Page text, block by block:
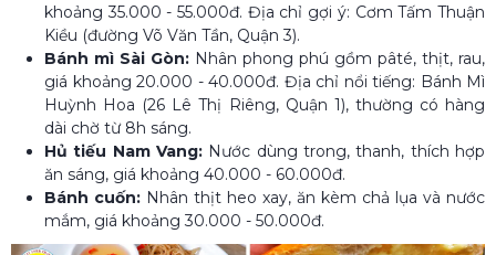
khoảng 35.000 - 55.000đ. Địa chỉ gợi ý: Cơm Tấm Thuận
Kiều (đường Võ Văn Tần, Quận 3).
Bánh mì Sài Gòn: Nhân phong phú gồm pâté, thịt, rau,
giá khoảng 20.000 - 40.000đ. Địa chỉ nổi tiếng: Bánh Mì
Huỳnh Hoa (26 Lê Thị Riêng, Quận 1), thường có hàng
dài chờ từ 8h sáng.
Hủ tiếu Nam Vang: Nước dùng trong, thanh, thích hợp
ăn sáng, giá khoảng 40.000 - 60.000đ.
Bánh cuốn: Nhân thịt heo xay, ăn kèm chả lụa và nước
mắm, giá khoảng 30.000 - 50.000đ.